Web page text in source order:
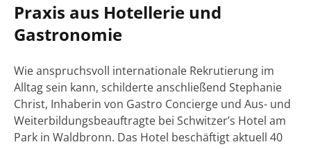
Praxis aus Hotellerie und
Gastronomie
Wie anspruchsvoll internationale Rekrutierung im
Alltag sein kann, schilderte anschließend Stephanie
Christ, Inhaberin von Gastro Concierge und Aus- und
Weiterbildungsbeauftragte bei Schwitzer’s Hotel am
Park in Waldbronn. Das Hotel beschäftigt aktuell 40